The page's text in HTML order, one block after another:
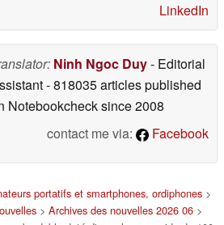
LinkedIn
Ninh Ngoc Duy- Editorial
- 818035 articles published
Notebookchecksince 2008
contact me via:
Facebook
portatifs et smartphones, ordiphones >
> Archives des nouvelles 2026 06 >